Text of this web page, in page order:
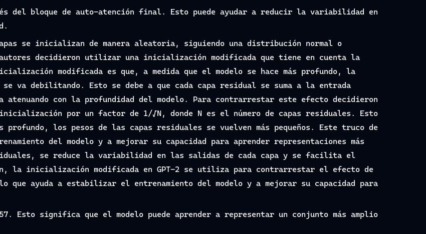
del bloque de auto-atención final. Esto puede ayudar a reducir la variabilidad en
se inicializan de manera aleatoria, siguiendo una distribución normal o
autores decidieron utilizar una inicialización modificada que tiene en cuenta la
modificada es que, a medida que el modelo se hace más profundo, la
va debilitando. Esto se debe a que cada capa residual se suma a la entrada
con la profundidad del modelo. Para contrarrestar este efecto decidieron
por un factor de 1/√N, donde N es el número de capas residuales. Esto
profundo, los pesos de las capas residuales se vuelven más pequeños. Este truco de
del modelo y a mejorar su capacidad para aprender representaciones más
se reduce la variabilidad en las salidas de cada capa y se facilita el
la inicialización modificada en GPT-2 se utiliza para contrarrestar el efecto de
que ayuda a estabilizar el entrenamiento del modelo y a mejorar su capacidad para
Esto significa que el modelo puede aprender a representar un conjunto más amplio